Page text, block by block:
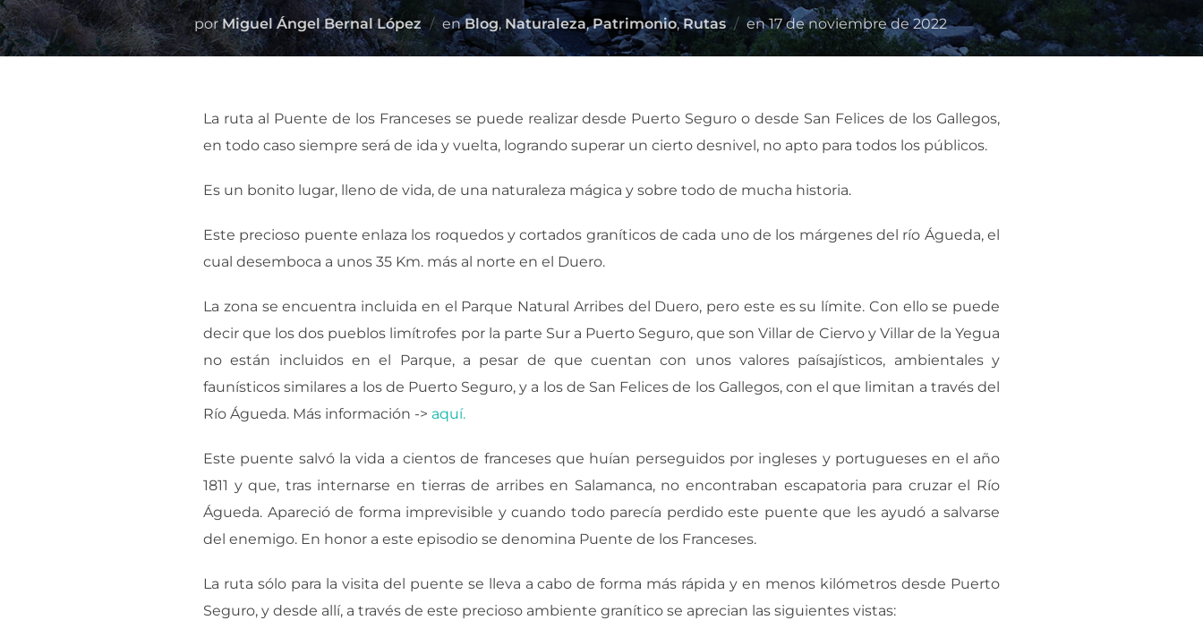
porMiguel Ángel Bernal López enBlog, Naturaleza,Patrimonio,Rutas en17 de noviembre de 2022
La ruta al Puente de los Franceses se puede realizar desde Puerto Seguro o desde San Felices de los Gallegos,
en todo caso siempre será de ida y vuelta, logrando superar un cierto desnivel, no apto para todos los públicos.
Es un bonito lugar, lleno de vida, de una naturaleza mágica y sobre todo de mucha historia.
Este precioso puente enlaza los roquedos y cortados graníticos de cada uno de los márgenes del río Águeda, el
cual desemboca a unos 35 Km. más al norte en el Duero.
La zona se encuentra incluida en el Parque Natural Arribes del Duero, pero este es su límite. Con ello se puede
decir que los dos pueblos limítrofes por la parte Sur a Puerto Seguro, que son Villar de Ciervo y Villar de la Yegua
no están incluidos en el Parque, a pesar de que cuentan con unos valores paísajísticos, ambientales y
faunísticos similares a los de Puerto Seguro, y a los de San Felices de los Gallegos, con el que limitan a través del
Río Águeda. Más información -> aquí.
Este puente salvó la vida a cientos de franceses que huían perseguidos por ingleses y portugueses en el año
1811 y que, tras internarse en tierras de arribes en Salamanca, no encontraban escapatoria para cruzar el Río
Águeda. Apareció de forma imprevisible y cuando todo parecía perdido este puente que les ayudó a salvarse
del enemigo. En honor a este episodio se denomina Puente de los Franceses.
La ruta sólo para la visita del puente se lleva a cabo de forma más rápida y en menos kilómetros desde Puerto
Seguro, y desde allí, a través de este precioso ambiente granítico se aprecian las siguientes vistas: